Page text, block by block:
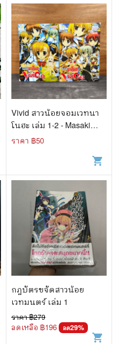
Vivid สาวน้อยจอมเวทนา
โนฮะ เล่ม 1-2 - Masaki
Tsuzuki
ราคา ฿50
shopping_cart
กฎบัตรขจัดสาวน้อย
เวทมนตร์ เล่ม 1
ราคา ฿279
ลดเหลือ ฿196 ลด29%
shopping_cart